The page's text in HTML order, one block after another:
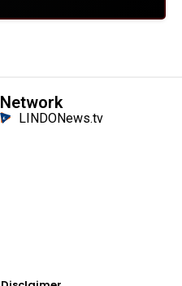
Network
LINDONews.tv